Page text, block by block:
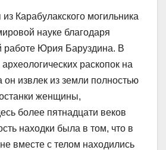
Карабулакского могильника
науке благодаря
работе Юрия Баруздина. В
раскопок на
он извлек из земли полностью
женщины,
более пятнадцати веков
находки была в том, что в
вместе с телом находились